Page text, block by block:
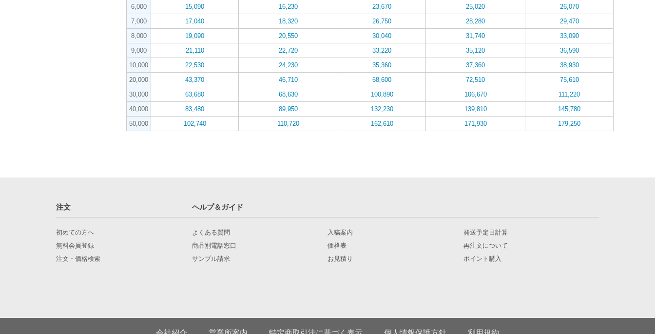
6,000
15,090 16,230 23,670 25,020
26,070
7,000
17,040 18,320 26,750 28,280
29,470
8,000
19,090 20,550 30,040 31,740
33,090
9,000
21,110 22,720 33,220 35,120
36,590
10,000
22,530 24,230 35,360 37,360
38,930
20,000
43,370 46,710 68,600 72,510
75,610
30,000
63,680 68,630 100,890 106,670
111,220
40,000
83,480 89,950 132,230 139,810
145,780
50,000
102,740 110,720 162,610 171,930 179,250
注文 ヘルプ＆ガイド
初めての方へ
無料会員登録
注文・価格検索
よくある質問
商品別電話窓口
サンプル請求
入稿案内
価格表
お見積り
発送予定日計算
再注文について
ポイント購入